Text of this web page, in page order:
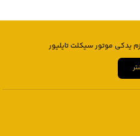
یدکی موتور سیکلت تایلیور